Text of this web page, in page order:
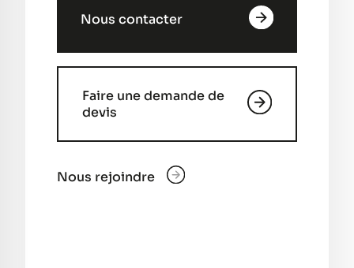
Nous contacter
Faire une demande de
devis
Nous rejoindre